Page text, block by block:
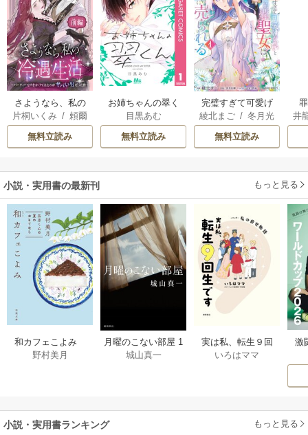
さようなら、私の
冷遇生活 ～パーテ
ィーで声をかけて
きたのがヤバい男
片桐いくみ / 頼爾
無料立読み
お姉ちゃんの翠く
ん
目黒あむ
無料立読み
完璧すぎて可愛げ
がないと婚約破棄
された聖女は隣国
に売られる
綾北まご /冬月光
輝 / 昌未
無料立読み
井
小説・実用書の最新刊 もっと見る
和カフェこよみ
五月くんの夏のお
野村美月
月曜のこない部屋 1
巻
城山真一
実は私、転生９回
生です マンガ
いろはママ
激
小説・実用書ランキング もっと見る